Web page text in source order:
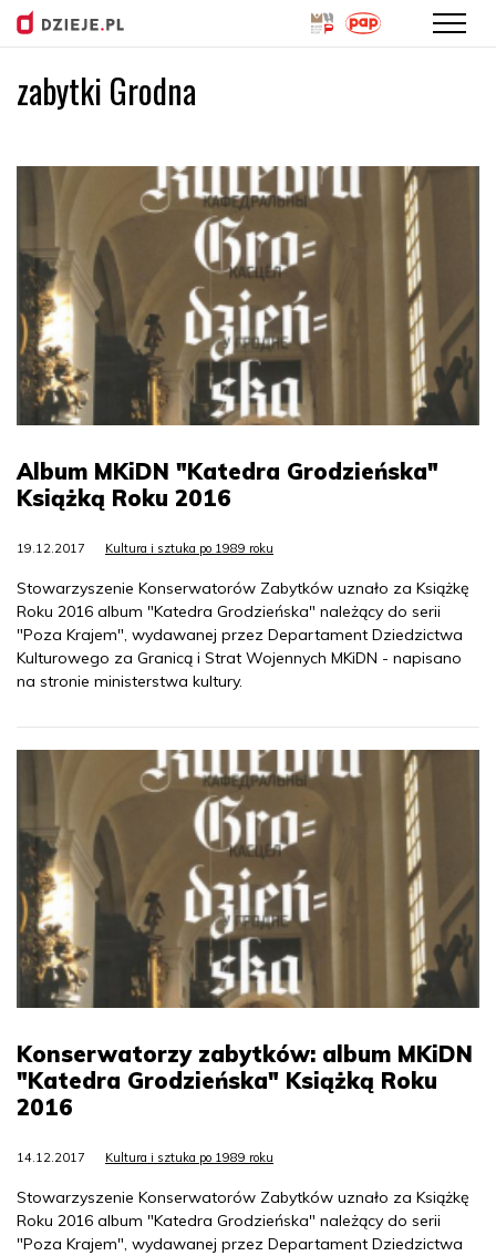
zabytki Grodna
Album MKiDN "Katedra Grodzieńska"
Książką Roku 2016
19.12.2017 Kultura i sztuka po 1989 roku
Stowarzyszenie Konserwatorów Zabytków uznało za Książkę
Roku 2016 album "Katedra Grodzieńska" należący do serii
"Poza Krajem", wydawanej przez Departament Dziedzictwa
Kulturowego za Granicą i Strat Wojennych MKiDN - napisano
na stronie ministerstwa kultury.
Konserwatorzy zabytków: album MKiDN
"Katedra Grodzieńska" Książką Roku
2016
14.12.2017 Kultura i sztuka po 1989 roku
Stowarzyszenie Konserwatorów Zabytków uznało za Książkę
Roku 2016 album "Katedra Grodzieńska" należący do serii
"Poza Krajem", wydawanej przez Departament Dziedzictwa